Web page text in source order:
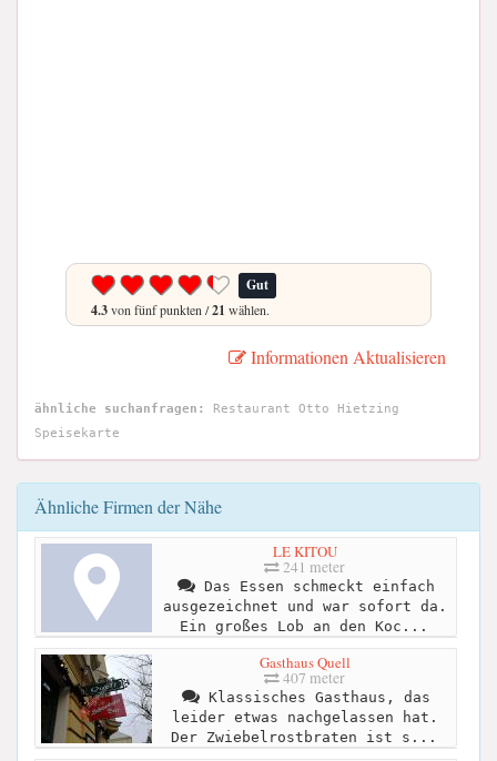
Gut
4.3von fünf punkten /21 wählen.
Informationen Aktualisieren
ähnliche suchanfragen:
Restaurant Otto Hietzing
Speisekarte
Ähnliche Firmen der Nähe
LE KITOU
241 meter
Das Essen schmeckt einfach
ausgezeichnet und war sofort da.
Ein großes Lob an den Koc...
Gasthaus Quell
407 meter
Klassisches Gasthaus, das
leider etwas nachgelassen hat.
Der Zwiebelrostbraten ist s...